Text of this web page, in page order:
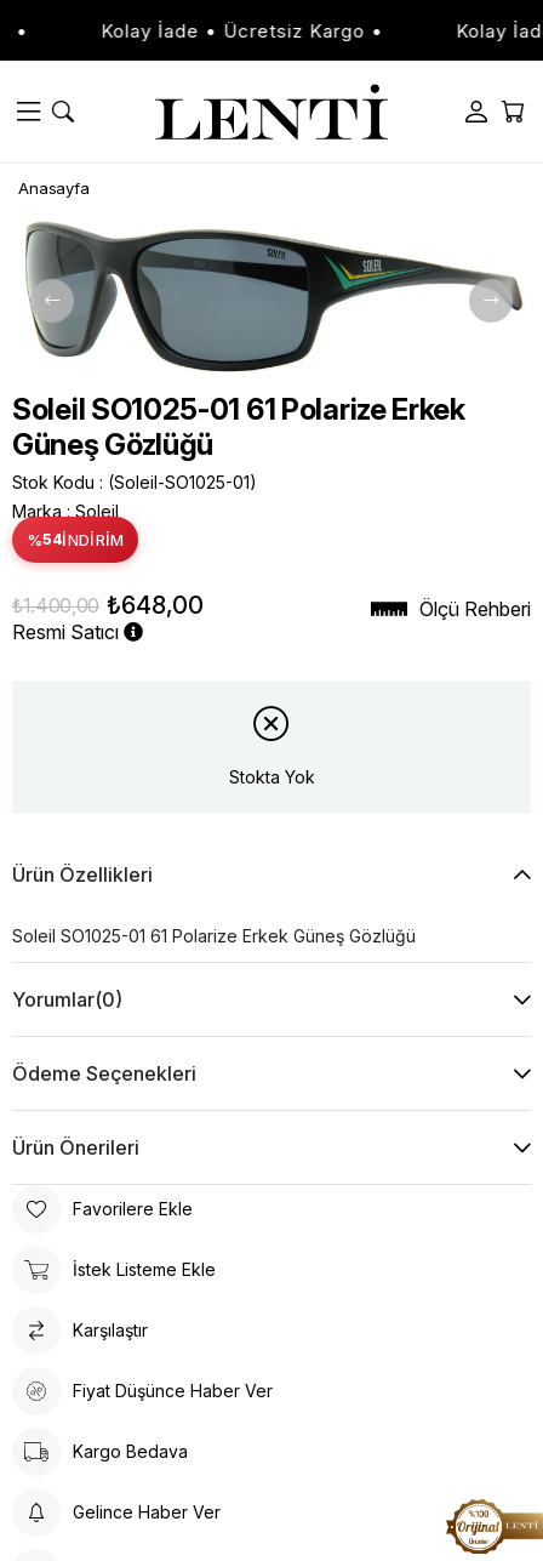
Kolay İade • Ücretsiz Kargo • Kolay
Anasayfa
Soleil SO1025-01 61 Polarize Erkek
Güneş Gözlüğü
Stok Kodu
(Soleil-SO1025-01)
Marka : Soleil
%54İNDIRIM
₺1.400,00 ₺648,00
Resmi Satıcı
Ölçü Rehberi
Stokta Yok
Ürün Özellikleri
Soleil SO1025-01 61 Polarize Erkek Güneş Gözlüğü
Yorumlar(0)
Ödeme Seçenekleri
Ürün Önerileri
Favorilere Ekle
İstek Listeme Ekle
Karşılaştır
Fiyat Düşünce Haber Ver
Kargo Bedava
Gelince Haber Ver